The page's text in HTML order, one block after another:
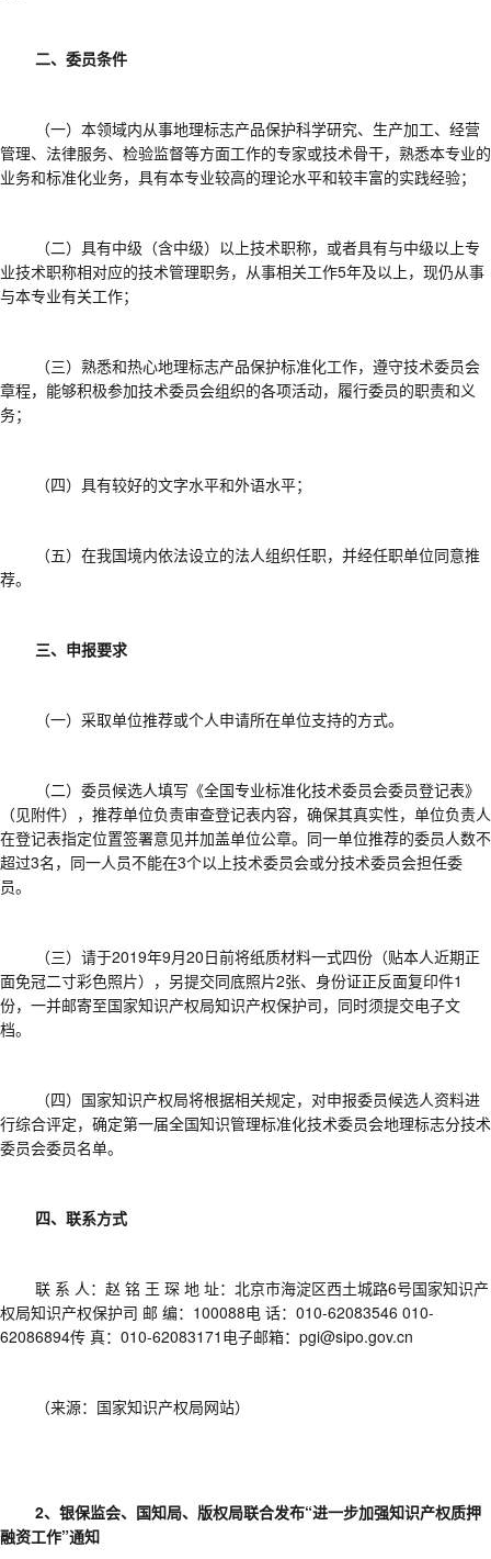
二、委员条件
（一）本领域内从事地理标志产品保护科学研究、生产加工、经营
管理、法律服务、检验监督等方面工作的专家或技术骨干，熟悉本专业的
业务和标准化业务，具有本专业较高的理论水平和较丰富的实践经验；
（二）具有中级（含中级）以上技术职称，或者具有与中级以上专
业技术职称相对应的技术管理职务，从事相关工作5年及以上，现仍从事
与本专业有关工作；
（三）熟悉和热心地理标志产品保护标准化工作，遵守技术委员会
章程，能够积极参加技术委员会组织的各项活动，履行委员的职责和义
务；
（四）具有较好的文字水平和外语水平；
（五）在我国境内依法设立的法人组织任职，并经任职单位同意推
荐。
三、申报要求
（一）采取单位推荐或个人申请所在单位支持的方式。
（二）委员候选人填写《全国专业标准化技术委员会委员登记表》
（见附件），推荐单位负责审查登记表内容，确保其真实性，单位负责人
在登记表指定位置签署意见并加盖单位公章。同一单位推荐的委员人数不
超过3名，同一人员不能在3个以上技术委员会或分技术委员会担任委
员。
（三）请于2019年9月20日前将纸质材料一式四份（贴本人近期正
面免冠二寸彩色照片），另提交同底照片2张、身份证正反面复印件1
份，一并邮寄至国家知识产权局知识产权保护司，同时须提交电子文
档。
（四）国家知识产权局将根据相关规定，对申报委员候选人资料进
行综合评定，确定第一届全国知识管理标准化技术委员会地理标志分技术
委员会委员名单。
四、联系方式
联 系 人：赵 铭 王 琛 地 址：北京市海淀区西土城路6号国家知识产
权局知识产权保护司 邮 编：100088电 话：010-62083546 010-
62086894传 真：010-62083171电子邮箱：pgi@sipo.gov.cn
（来源：国家知识产权局网站）
2、银保监会、国知局、版权局联合发布“进一步加强知识产权质押
融资工作”通知